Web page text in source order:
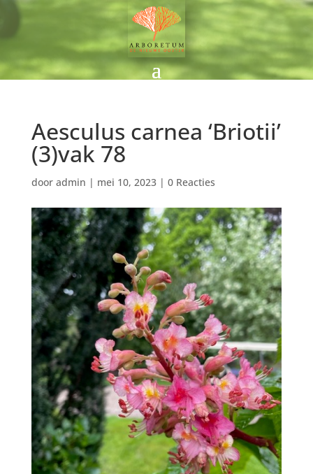
Aesculus carnea ‘Briotii’
(3)vak 78
door admin | mei 10, 2023| 0 Reacties